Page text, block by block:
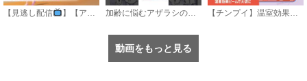
【見逃し配信 】【アニメ】『おねがいアイプリ』第１８話：エマには見えちゃいました 加齢に悩むアザラシの話 #のざらしちゃん #漫画 #サンデーうぇぶり 【チンプイ】温室効果ビームで大切に《公式》
動画をもっと見る